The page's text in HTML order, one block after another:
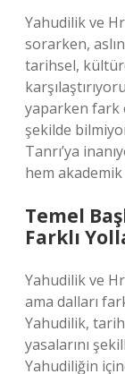
Yahudilik ve
sorarken,
tarihsel,
yaparken fark
şekilde
Tanrı’ya
hem
Temel
Farklı
Yahudilik ve
ama dalları
Yahudilik,
yasalarını
Yahudiliğin